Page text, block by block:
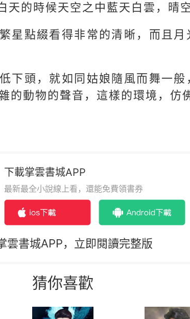
的時候天空之中藍天白雲，晴空
星點綴看得非常的清晰，而且月
下頭，就如同姑娘隨風而舞一
的動物的聲音，這樣的環境，仿
下載掌雲書城APP
最新最全小說線上看，還能免費領書券
雲書城APP，立即閱讀完整版
猜你喜歡